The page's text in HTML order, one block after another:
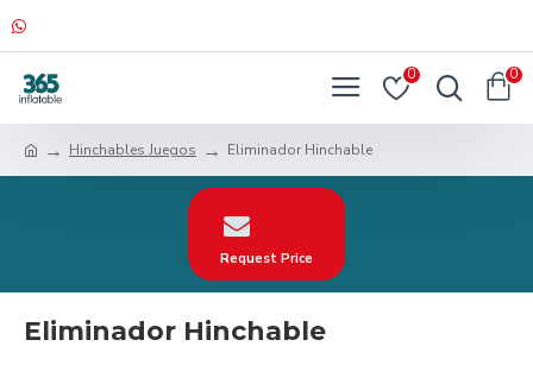
0 0
Hinchables Juegos Eliminador Hinchable
Request Price
Eliminador Hinchable